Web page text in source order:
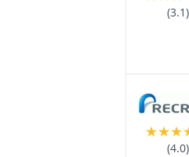
(3.1)
★★★
(4.0)